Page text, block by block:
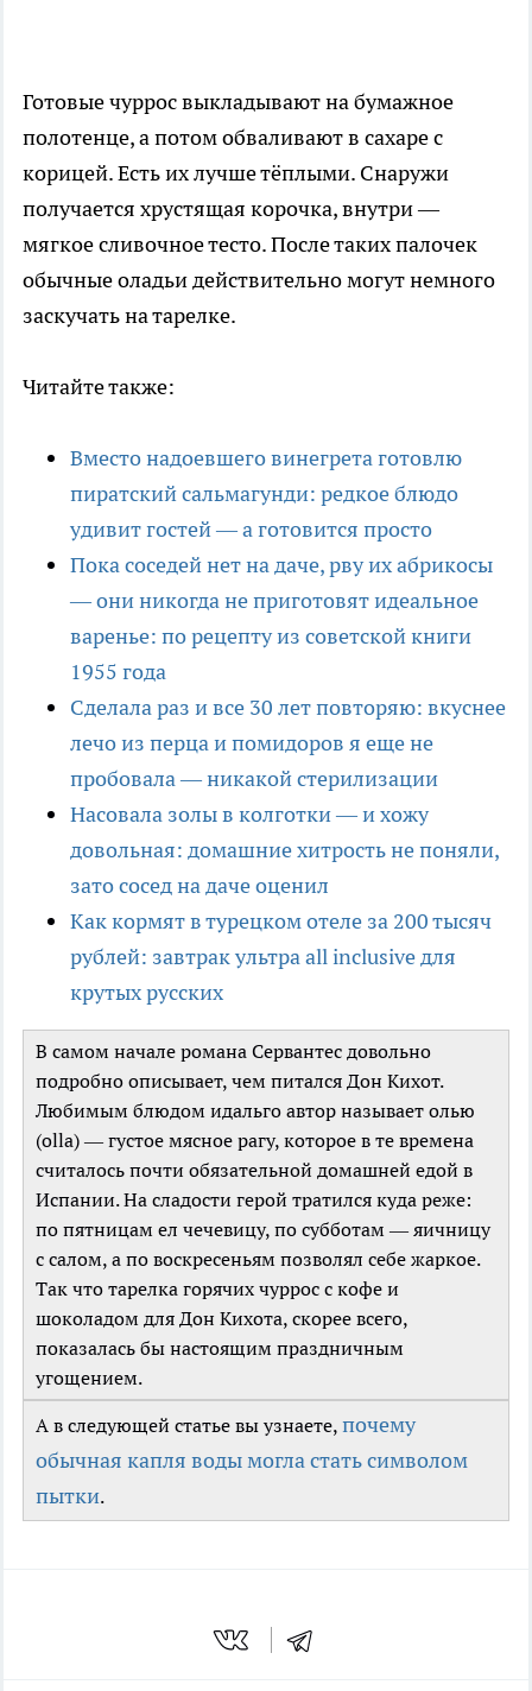
Готовые чуррос выкладывают на бумажное
полотенце, а потом обваливают в сахаре с
корицей. Есть их лучше тёплыми. Снаружи
получается хрустящая корочка, внутри —
мягкое сливочное тесто. После таких палочек
обычные оладьи действительно могут немного
заскучать на тарелке.
Читайте также:
Вместо надоевшего винегрета готовлю
пиратский сальмагунди: редкое блюдо
удивит гостей — а готовится просто
Пока соседей нет на даче, рву их абрикосы
— они никогда не приготовят идеальное
варенье: по рецепту из советской книги
1955 года
Сделала раз и все 30 лет повторяю: вкуснее
лечо из перца и помидоров я еще не
пробовала — никакой стерилизации
Насовала золы в колготки — и хожу
довольная: домашние хитрость не поняли,
зато сосед на даче оценил
Как кормят в турецком отеле за 200 тысяч
рублей: завтрак ультра all inclusive для
крутых русских
В самом начале романа Сервантес довольно
подробно описывает, чем питался Дон Кихот.
Любимым блюдом идальго автор называет олью
(olla) — густое мясное рагу, которое в те времена
считалось почти обязательной домашней едой в
Испании. На сладости герой тратился куда реже:
по пятницам ел чечевицу, по субботам — яичницу
с салом, а по воскресеньям позволял себе жаркое.
Так что тарелка горячих чуррос с кофе и
шоколадом для Дон Кихота, скорее всего,
показалась бы настоящим праздничным
угощением.
А в следующей статье вы узнаете, почему
обычная капля воды могла стать символом
пытки.